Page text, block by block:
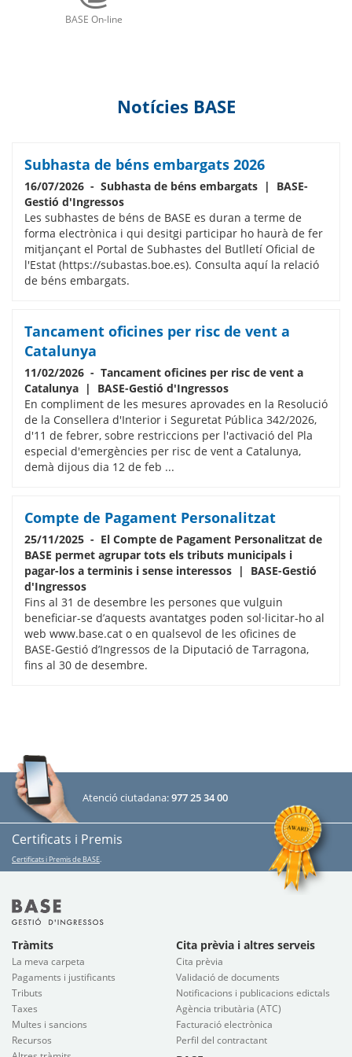
BASE On-line
finestra
Notícies BASE
Subhasta de béns embargats 2026
16/07/2026 - Subhasta de béns embargats | BASE-
Gestió d'Ingressos
Les subhastes de béns de BASE es duran a terme de
forma electrònica i qui desitgi participar ho haurà de fer
mitjançant el Portal de Subhastes del Butlletí Oficial de
l'Estat (https://subastas.boe.es). Consulta aquí la relació
de béns embargats.
Tancament oficines per risc de vent a
Catalunya
11/02/2026 - Tancament oficines per risc de vent a
Catalunya | BASE-Gestió d'Ingressos
En compliment de les mesures aprovades en la Resolució
de la Consellera d'Interior i Seguretat Pública 342/2026,
d'11 de febrer, sobre restriccions per l'activació del Pla
especial d'emergències per risc de vent a Catalunya,
demà dijous dia 12 de feb ...
Compte de Pagament Personalitzat
25/11/2025 - El Compte de Pagament Personalitzat de
BASE permet agrupar tots els tributs municipals i
pagar-los a terminis i sense interessos | BASE-Gestió
d'Ingressos
Fins al 31 de desembre les persones que vulguin
beneficiar-se d’aquests avantatges poden sol·licitar-ho al
web www.base.cat o en qualsevol de les oficines de
BASE-Gestió d’Ingressos de la Diputació de Tarragona,
fins al 30 de desembre.
Atenció ciutadana:977 25 34 00
Certificats i Premis
Certificats i Premis de BASE.
Tràmits
La meva carpeta
Pagaments i justificants
Tributs
Taxes
Multes i sancions
Recursos
Cita prèvia i altres serveis
Cita prèvia
Validació de documents
Notificacions i publicacions edictals
Agència tributària (ATC)
Facturació electrònica
Perfil del contractant